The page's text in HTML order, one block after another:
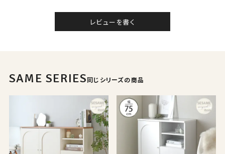
レビューを書く
SAME SERIES同じシリーズの商品